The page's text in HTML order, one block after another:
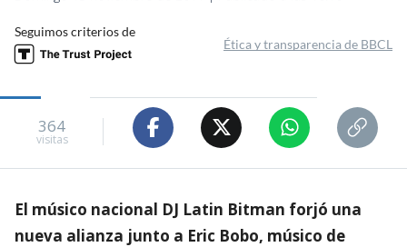
Seguimos criterios de
Ética y transparencia de BBCL
364
visitas
El músico nacional DJ Latin Bitman forjó una
nueva alianza junto a Eric Bobo, músico de